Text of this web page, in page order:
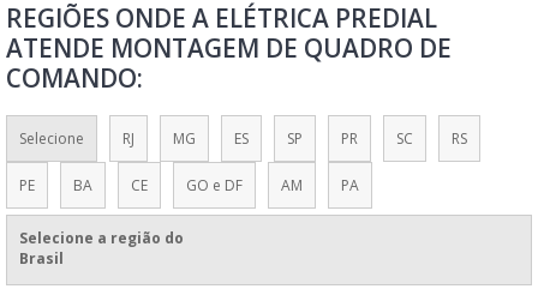
QUADRO DE DISTRIBUIÇÃO SIEMENS
QUADRO DE ENERGIA
QUADRO ELÉTRICO
QUADRO ELÉTRICO FOTOVOLTAICO
QUADRO GERAL DE DISTRIBUIÇÃO DE FORÇA
REFORMA DE QUADRO ELÉTRICO
VALOR DE QUADRO ELÉTRICO
VENDA DE QUADROS E PAINÉIS
REGIÕES ONDE A ELÉTRICA PREDIAL
ATENDE MONTAGEM DE QUADRO DE
COMANDO:
Selecione RJ MG ES SP PR SC RS
PE BA CE GO e DF AM PA
Selecione a região do
Brasil